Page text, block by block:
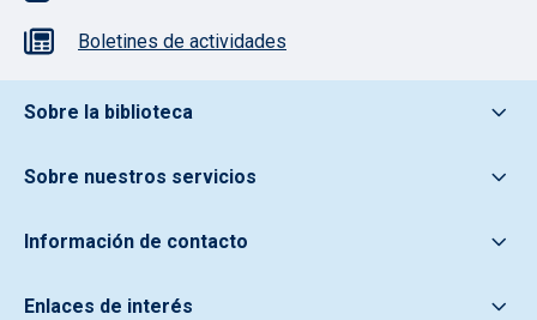
Boletines de actividades
Pie de pagina información
Sobre la biblioteca
Sobre nuestros servicios
Información de contacto
Enlaces de interés